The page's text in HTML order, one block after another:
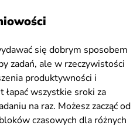
się dobrym sposobem
zadań, ale w rzeczywistości
produktywności i
wszystkie sroki za
na raz. Możesz zacząć od
czasowych dla różnych